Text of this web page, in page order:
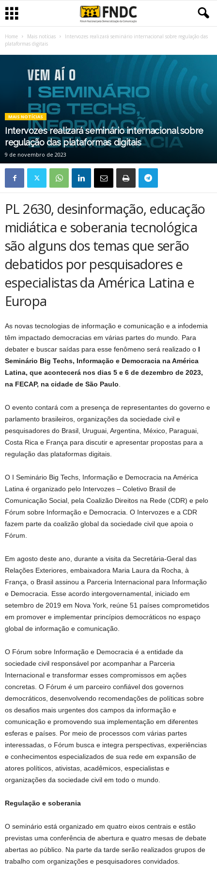
Home Mais notícias
Intervozes realizará seminário internacional sobre regulação das
plataformas digitais
MAIS NOTÍCIAS
Intervozes realizará seminário internacional sobre
regulação das plataformas digitais
9 de novembro de 2023
PL 2630, desinformação, educação
midiática e soberania tecnológica
são alguns dos temas que serão
debatidos por pesquisadores e
especialistas da América Latina e
Europa
As novas tecnologias de informação e comunicação e a infodemia
têm impactado democracias em várias partes do mundo. Para
debater e buscar saídas para esse fenômeno será realizado o I
Seminário Big Techs, Informação e Democracia na América
Latina, que acontecerá nos dias 5 e 6 de dezembro de 2023,
na FECAP, na cidade de São Paulo
O evento contará com a presença de representantes do governo e
parlamento brasileiros, organizações da sociedade civil e
pesquisadores do Brasil, Uruguai, Argentina, México, Paraguai,
Costa Rica e França para discutir e apresentar propostas para a
regulação das plataformas digitais.
O I Seminário Big Techs, Informação e Democracia na América
Latina é organizado pelo Intervozes – Coletivo Brasil de
Comunicação Social, pela Coalizão Direitos na Rede (CDR) e pelo
Fórum sobre Informação e Democracia. O Intervozes e a CDR
fazem parte da coalizão global da sociedade civil que apoia o
Fórum.
Em agosto deste ano, durante a visita da Secretária-Geral das
Relações Exteriores, embaixadora Maria Laura da Rocha, à
França, o Brasil assinou a Parceria Internacional para Informação
e Democracia. Esse acordo intergovernamental, iniciado em
setembro de 2019 em Nova York, reúne 51 países comprometidos
em promover e implementar princípios democráticos no espaço
global de informação e comunicação.
O Fórum sobre Informação e Democracia é a entidade da
sociedade civil responsável por acompanhar a Parceria
Internacional e transformar esses compromissos em ações
concretas. O Fórum é um parceiro confiável dos governos
democráticos, desenvolvendo recomendações de políticas sobre
os desafios mais urgentes dos campos da informação e
comunicação e promovendo sua implementação em diferentes
esferas e países. Por meio de processos com várias partes
interessadas, o Fórum busca e integra perspectivas, experiências
e conhecimentos especializados de sua rede em expansão de
atores políticos, ativistas, acadêmicos, especialistas e
organizações da sociedade civil em todo o mundo.
Regulação e soberania
O seminário está organizado em quatro eixos centrais e estão
previstas uma conferência de abertura e quatro mesas de debate
abertas ao público. Na parte da tarde serão realizados grupos de
trabalho com organizações e pesquisadores convidados.